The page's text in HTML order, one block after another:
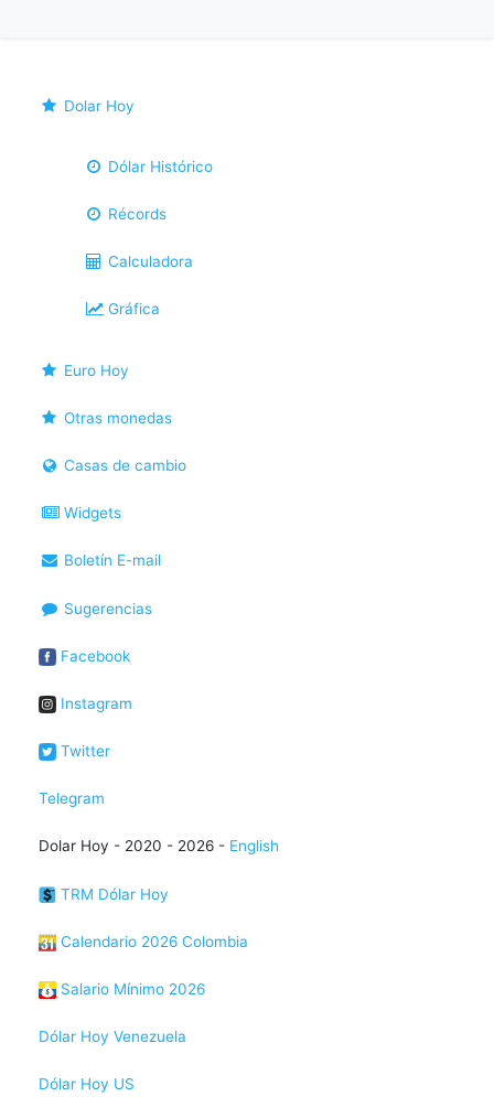
Dolar Hoy
Dólar Histórico
Récords
Calculadora
Gráfica
Euro Hoy
Otras monedas
Casas de cambio
Widgets
Boletín E-mail
Sugerencias
Facebook
Instagram
Twitter
Telegram
Dolar Hoy - 2020 - 2026 - English
TRM Dólar Hoy
Calendario 2026 Colombia
Salario Mínimo 2026
Dólar Hoy Venezuela
Dólar Hoy US